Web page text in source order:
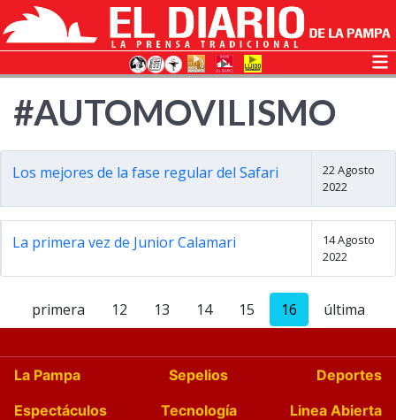
#AUTOMOVILISMO
Los mejores de la fase regular del Safari
22 Agosto
2022
La primera vez de Junior Calamari
14 Agosto
2022
primera 12 13 14 15 16 última
La Pampa Sepelios
Deportes
Espectáculos
Tecnología
Linea Abierta